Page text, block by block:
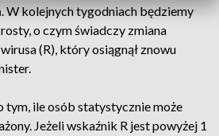
W kolejnych tygodniach będziemy
o czym świadczy zmiana
(R), który osiągnął znowu
tym, ile osób statystycznie może
Jeżeli wskaźnik R jest powyżej 1